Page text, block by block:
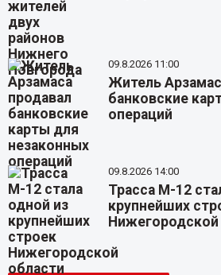
09.8.2026 11:00
Житель
банковские
операций
09.8.2026 14:00
Трасса М-12
крупнейших
Нижегородской